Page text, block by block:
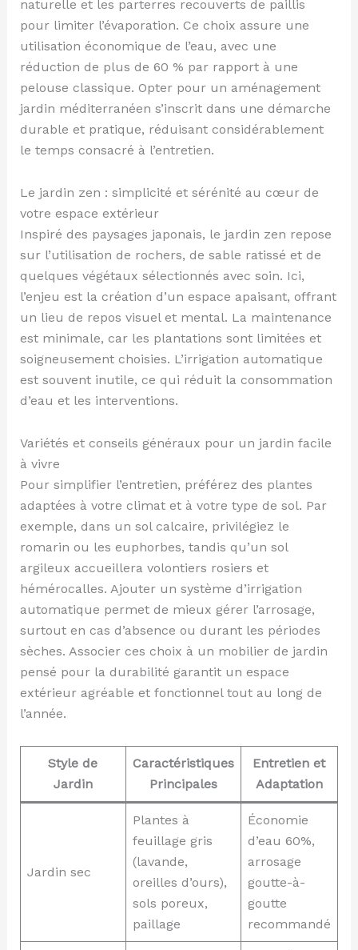
naturelle et les parterres recouverts de paillis
pour limiter l’évaporation. Ce choix assure une
utilisation économique de l’eau, avec une
réduction de plus de 60 % par rapport à une
pelouse classique. Opter pour un aménagement
jardin méditerranéen s’inscrit dans une démarche
durable et pratique, réduisant considérablement
le temps consacré à l’entretien.
Le jardin zen : simplicité et sérénité au cœur de
votre espace extérieur
Inspiré des paysages japonais, le jardin zen repose
sur l’utilisation de rochers, de sable ratissé et de
quelques végétaux sélectionnés avec soin. Ici,
l’enjeu est la création d’un espace apaisant, offrant
un lieu de repos visuel et mental. La maintenance
est minimale, car les plantations sont limitées et
soigneusement choisies. L’irrigation automatique
est souvent inutile, ce qui réduit la consommation
d’eau et les interventions.
Variétés et conseils généraux pour un jardin facile
à vivre
Pour simplifier l’entretien, préférez des plantes
adaptées à votre climat et à votre type de sol. Par
exemple, dans un sol calcaire, privilégiez le
romarin ou les euphorbes, tandis qu’un sol
argileux accueillera volontiers rosiers et
hémérocalles. Ajouter un système d’irrigation
automatique permet de mieux gérer l’arrosage,
surtout en cas d’absence ou durant les périodes
sèches. Associer ces choix à un mobilier de jardin
pensé pour la durabilité garantit un espace
extérieur agréable et fonctionnel tout au long de
l’année.
Style de
Jardin
Caractéristiques
Principales
Entretien et
Adaptation
Jardin sec
Plantes à
feuillage gris
(lavande,
oreilles d’ours),
sols poreux,
paillage
Économie
d’eau 60%,
arrosage
goutte-à-
goutte
recommandé